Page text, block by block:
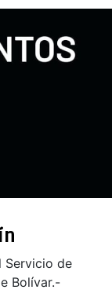
Servicio de
Bolívar.-